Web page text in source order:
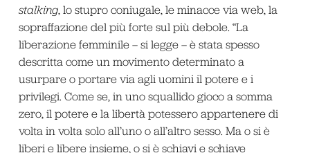
stalking, lo stupro coniugale, le minacce via web, la
sopraffazione del più forte sul più debole. “La
liberazione femminile – si legge – è stata spesso
descritta come un movimento determinato a
usurpare o portare via agli uomini il potere e i
privilegi. Come se, in uno squallido gioco a somma
zero, il potere e la libertà potessero appartenere di
volta in volta solo all’uno o all’altro sesso. Ma o si è
liberi e libere insieme, o si è schiavi e schiave